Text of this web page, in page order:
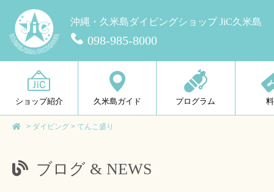
沖縄・久米島ダイビングショップ JiC久米島
098-985-8000
ショップ紹介 久米島ガイド プログラム
> ダイビング > てんこ盛り
ブログ & NEWS